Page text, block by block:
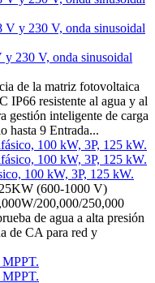
230 V, onda sinusoidal
de la matriz fotovoltaica
IP66 resistente al agua y al
gestión inteligente de carga
hasta 9 Entrada...
100 kW, 3P, 125 kW.
(600-1000 V)
200,000/250,000
de agua a alta presión
de CA para red y